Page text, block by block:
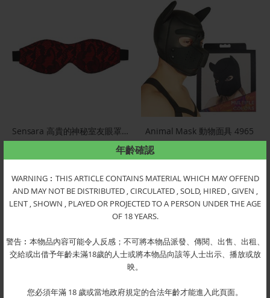
年齡確認
WARNING︰THIS ARTICLE CONTAINS MATERIAL WHICH MAY OFFEND
AND MAY NOT BE DISTRIBUTED , CIRCULATED , SOLD, HIRED , GIVEN ,
LENT , SHOWN , PLAYED OR PROJECTED TO A PERSON UNDER THE AGE
OF 18 YEARS.
警告︰本物品內容可能令人反感；不可將本物品派發、傳閱、出售、出租、
交給或出借予年齡未滿18歲的人士或將本物品向該等人士出示、播放或放
映。
您必須年滿 18 歲或當地政府規定的合法年齡才能進入此頁面。
Sensara 高貴的神秘室友眼罩(紅)KC3732A
$148.00
Animal Mask 動物面具 4965
$340.00